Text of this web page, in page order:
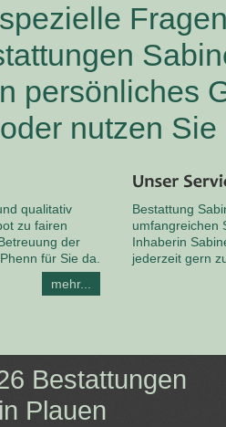
persönliches
nutzen
qualitativ
zu fairen
der
für Sie da.
mehr...
Bestattung
umfangreichen
Inhaberin
jederzeit gern
Bestattungen
Plauen